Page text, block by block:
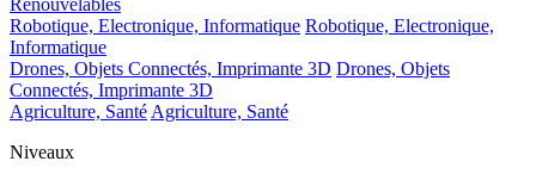
Renouvelables
Robotique, Electronique, Informatique Robotique, Electronique,
Informatique
Drones, Objets Connectés, Imprimante 3D Drones, Objets
Connectés, Imprimante 3D
Agriculture, Santé Agriculture, Santé
Niveaux